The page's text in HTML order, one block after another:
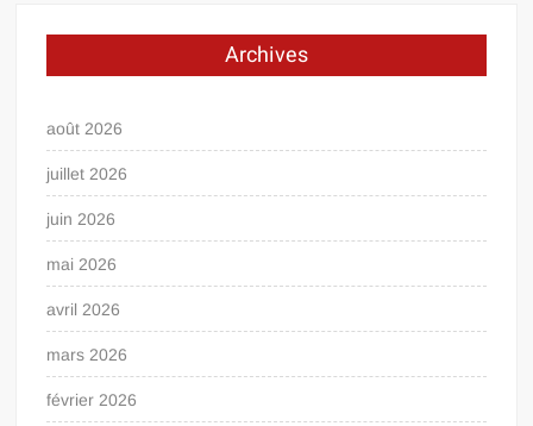
Archives
août 2026
juillet 2026
juin 2026
mai 2026
avril 2026
mars 2026
février 2026